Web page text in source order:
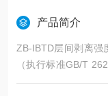
产品简介
ZB-IBTD层间剥离强
（执行标准GB/T
精度高、操作简便等